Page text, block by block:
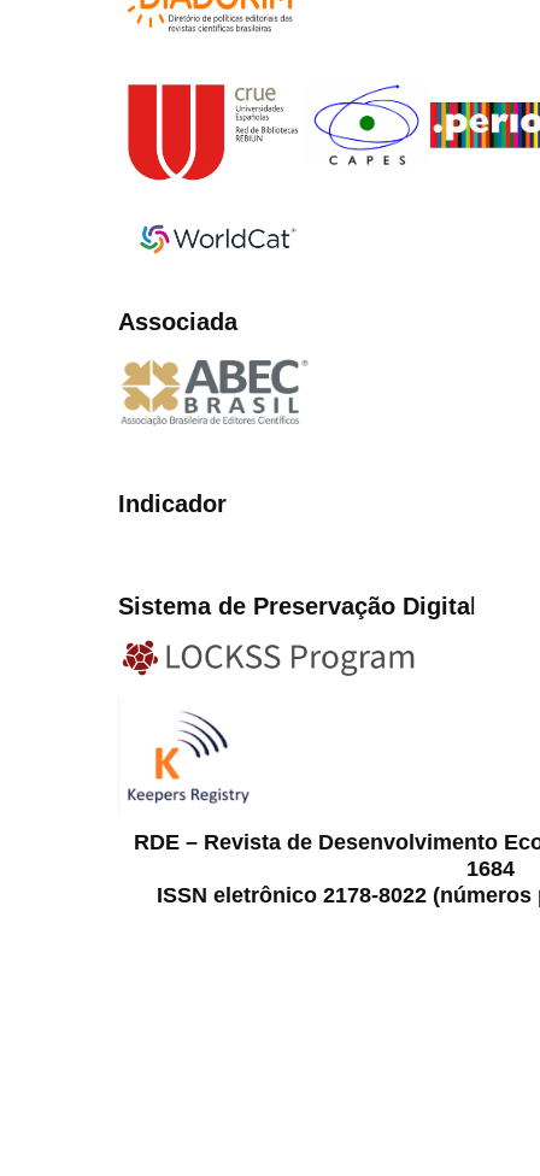
Associada
Indicador
Sistema de Preservação Digital
RDE – Revista de Desenvolvimento
1684
ISSN eletrônico 2178-8022